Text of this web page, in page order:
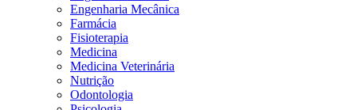
Engenharia Mecânica
Farmácia
Fisioterapia
Medicina
Medicina Veterinária
Nutrição
Odontologia